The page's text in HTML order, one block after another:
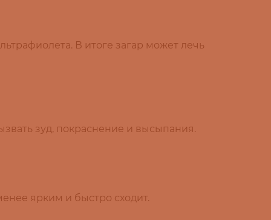
В итоге загар может лечь
зуд, покраснение и высыпания.
ярким и быстро сходит.